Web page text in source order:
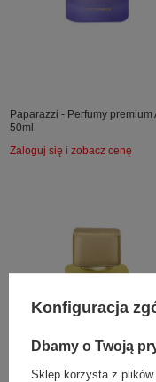
Paparazzi - Perfumy premium
50ml
Zaloguj się i zobacz cenę
Konfiguracja
Dbamy o Twoją
Sklep korzysta z plików